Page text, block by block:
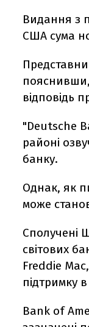
Видання з
США сума
пояснивши,
відповідь
"Deutsche
районі
банку.
Однак, як
може
Сполучені
світових
Freddie
підтримку
Bank of